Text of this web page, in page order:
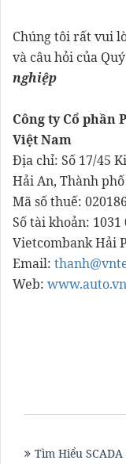
Chúng tôi rất vui
và câu hỏi của
nghiệp
Công ty Cổ phần
Việt Nam
Địa chỉ: Số 17/45
Hải An, Thành
Mã số thuế:
Số tài khoản:
Vietcombank Hải
Email:
Web:
Tìm Hiểu